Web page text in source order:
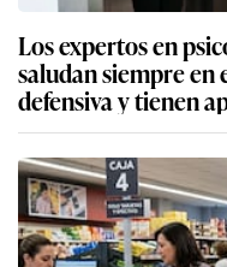
Los expertos en
saludan siempre en
defensiva y tienen